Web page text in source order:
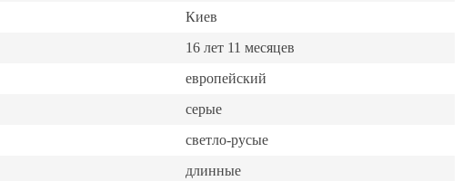
Киев
16 лет 11 месяцев
европейский
серые
светло-русые
длинные